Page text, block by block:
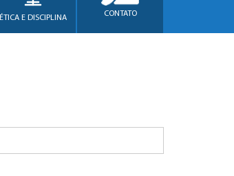
ÉTICA E DISCIPLINA CONTATO